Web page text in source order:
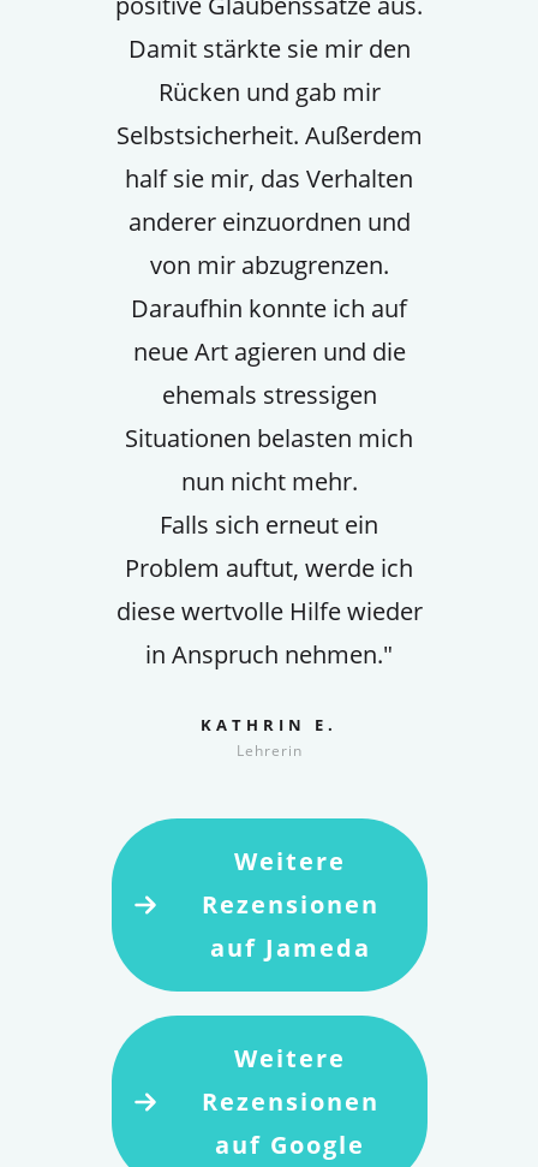
Damit stärkte sie mir den
Rücken und gab mir
Selbstsicherheit. Außerdem
half sie mir, das Verhalten
anderer einzuordnen und
von mir abzugrenzen.
Daraufhin konnte ich auf
neue Art agieren und die
ehemals stressigen
Situationen belasten mich
nun nicht mehr.
Falls sich erneut ein
Problem auftut, werde ich
diese wertvolle Hilfe wieder
in Anspruch nehmen."
KATHRIN E.
Lehrerin
Weitere
Rezensionen
auf Jameda
Weitere
Rezensionen
auf Google